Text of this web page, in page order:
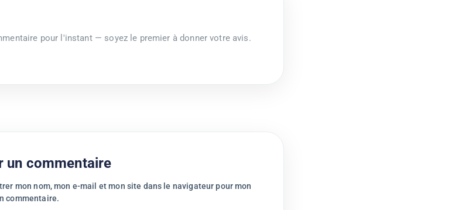
pour l'instant — soyez le premier à donner votre avis.
un commentaire
mon nom, mon e-mail et mon site dans le navigateur pour mon
commentaire.